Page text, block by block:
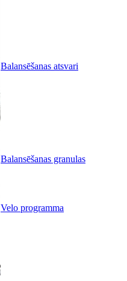
Balansēšanas atsvari
Balansēšanas granulas
Velo programma